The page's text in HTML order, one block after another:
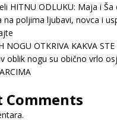
HITNU ODLUKU: Maja i
na poljima ljubavi, novca i
NOGU OTKRIVA KAKVA
oblik nogu su obično vrlo
Comments